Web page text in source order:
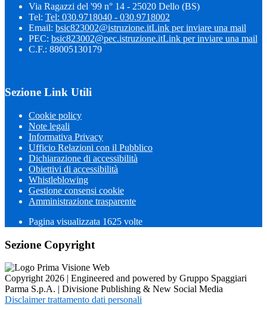
Via Ragazzi del '99 n° 14 - 25020 Dello (BS)
Tel: Tel: 030.9718040 - 030.9718002
Email: bsic823002@istruzione.itLink per inviare una mail
PEC: bsic823002@pec.istruzione.itLink per inviare una mail
C.F.: 88005130179
Sezione Link Utili
Cookie policy
Note legali
Informativa Privacy
Ufficio Relazioni con il Pubblico
Dichiarazione di accessibilità
Obiettivi di accessibilità
Whistleblowing
Gestione consensi cookie
Amministrazione trasparente
Pagina visualizzata 1625 volte
Sezione Copyright
Copyright 2026 | Engineered and powered by Gruppo Spaggiari
Parma S.p.A. | Divisione Publishing & New Social Media
Disclaimer trattamento dati personali